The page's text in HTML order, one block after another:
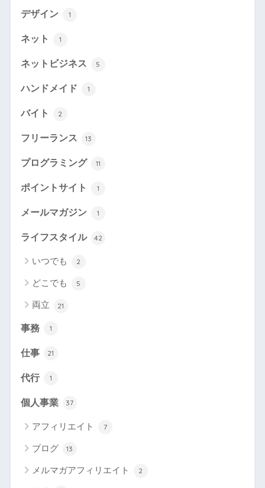
デザイン 1
ネット 1
ネットビジネス 5
ハンドメイド 1
バイト 2
フリーランス 13
プログラミング 11
ポイントサイト 1
メールマガジン 1
ライフスタイル 42
いつでも 2
どこでも 5
両立 21
事務 1
仕事 21
代行 1
個人事業 37
アフィリエイト 7
ブログ 13
メルマガアフィリエイト 2